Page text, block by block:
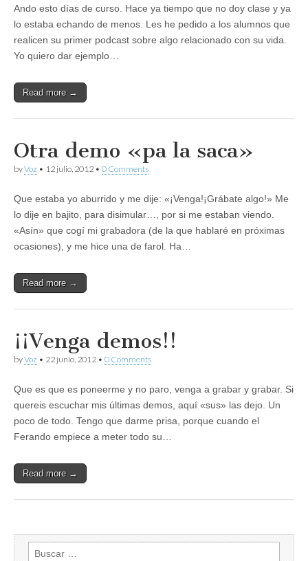
Ando esto días de curso. Hace ya tiempo que no doy clase y ya
lo estaba echando de menos. Les he pedido a los alumnos que
realicen su primer podcast sobre algo relacionado con su vida.
Yo quiero dar ejemplo…
Read more →
Otra demo «pa la saca»
byVoz • 12 julio, 2012 • 0 Comments
Que estaba yo aburrido y me dije: «¡Venga!¡Grábate algo!» Me
lo dije en bajito, para disimular…, por si me estaban viendo.
«Asín» que cogí mi grabadora (de la que hablaré en próximas
ocasiones), y me hice una de farol. Ha…
Read more →
¡¡Venga demos!!
byVoz • 22 junio, 2012 • 0 Comments
Que es que es poneerme y no paro, venga a grabar y grabar. Si
quereis escuchar mis últimas demos, aquí «sus» las dejo. Un
poco de todo. Tengo que darme prisa, porque cuando el
Ferando empiece a meter todo su…
Read more →
Buscar: